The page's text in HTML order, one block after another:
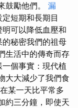
鼓勵他們。 漏
短期和長期目
可以降低血壓和
的秘密我們的祖母
生活中的傳奇而存
個事實：現代植
大大減少了我們食
某一天比平常多
約三分鐘，即使天